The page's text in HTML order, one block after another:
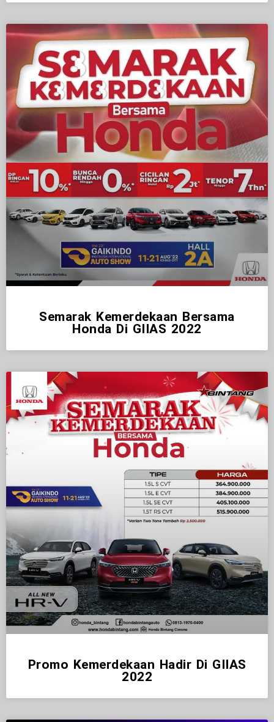
Semarak Kemerdekaan Bersama
Honda Di GIIAS 2022
Promo Kemerdekaan Hadir Di GIIAS
2022